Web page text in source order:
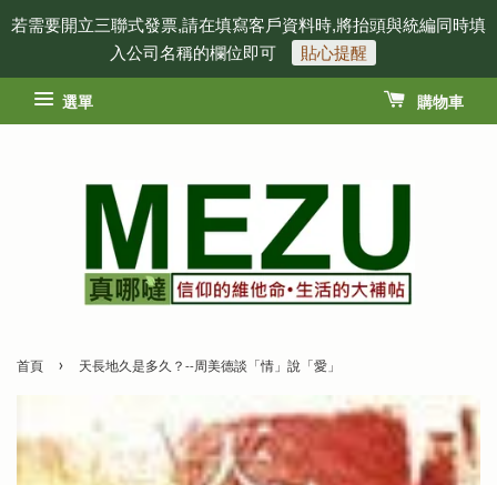
若需要開立三聯式發票,請在填寫客戶資料時,將抬頭與統編同時填
入公司名稱的欄位即可
貼心提醒
選單 購物車
首頁 › 天長地久是多久？--周美德談「情」說「愛」